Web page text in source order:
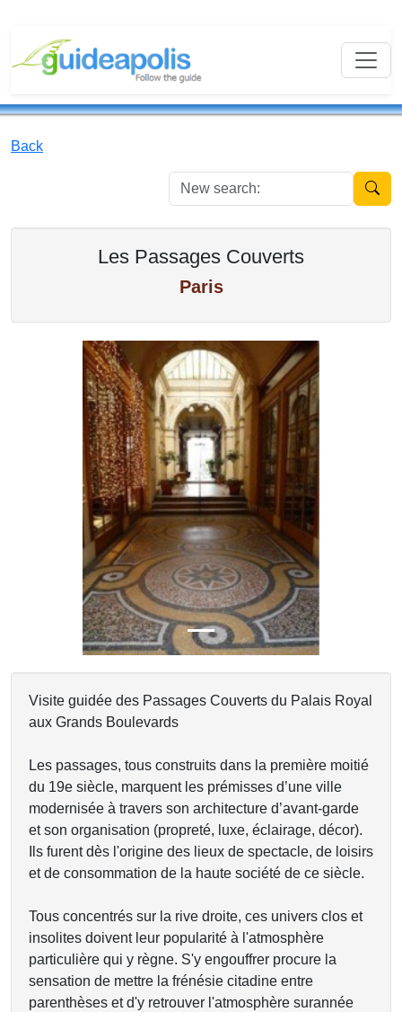
Back
New
Les Passages Couverts
Paris
Previous
Visite guidée des Passages Couverts du Palais Royal
aux Grands Boulevards
Les passages, tous construits dans la première moitié
du 19e siècle, marquent les prémisses d’une ville
modernisée à travers son architecture d’avant-garde
et son organisation (propreté, luxe, éclairage, décor).
Ils furent dès l'origine des lieux de spectacle, de loisirs
et de consommation de la haute société de ce siècle.
Tous concentrés sur la rive droite, ces univers clos et
insolites doivent leur popularité à l'atmosphère
particulière qui y règne. S'y engouffrer procure la
sensation de mettre la frénésie citadine entre
parenthèses et d'y retrouver l'atmosphère surannée